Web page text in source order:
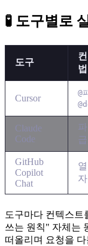
🧪 도구별로
도구
법
Cursor
@
Claude
Code
GitHub
Copilot
Chat
도구마다 컨텍스
쓰는 원칙" 자체는
떠올리며 요청을